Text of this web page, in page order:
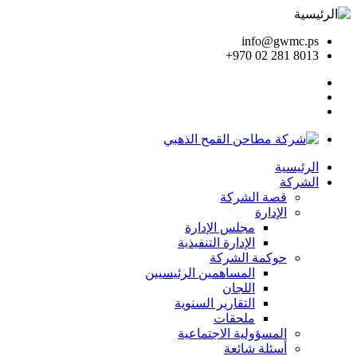
info@gwmc.ps
+970 02 281 8013
الرئيسية
الشركة
قصة الشركة
الإدارة
مجلس الإدارة
الإدارة التنفيذية
حوكمة الشركة
المساهمين الرئيسيين
اللجان
التقارير السنوية
ملحقات
المسؤولية الاجتماعية
أسئلة شائعة